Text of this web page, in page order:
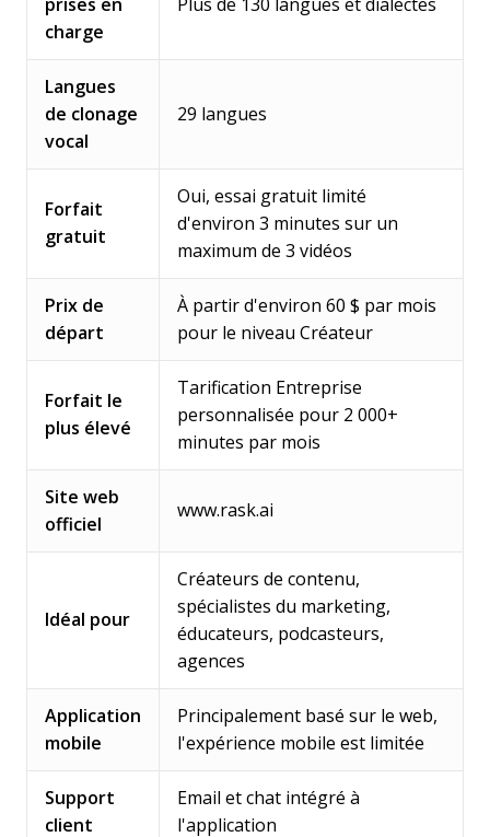
charge
Langues
de clonage
vocal
29 langues
Forfait
gratuit
Oui, essai gratuit limité
d'environ 3 minutes sur un
maximum de 3 vidéos
Prix de
départ
À partir d'environ 60 $ par mois
pour le niveau Créateur
Forfait le
plus élevé
Tarification Entreprise
personnalisée pour 2 000+
minutes par mois
Site web
officiel
www.rask.ai
Idéal pour
Créateurs de contenu,
spécialistes du marketing,
éducateurs, podcasteurs,
agences
Application
mobile
Principalement basé sur le web,
l'expérience mobile est limitée
Support
client
Email et chat intégré à
l'application